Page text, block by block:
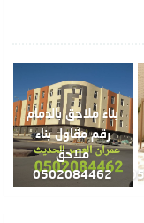
بناء ملاحق بالدمام
رقم مقاول بناء
ملاحق
0502084462